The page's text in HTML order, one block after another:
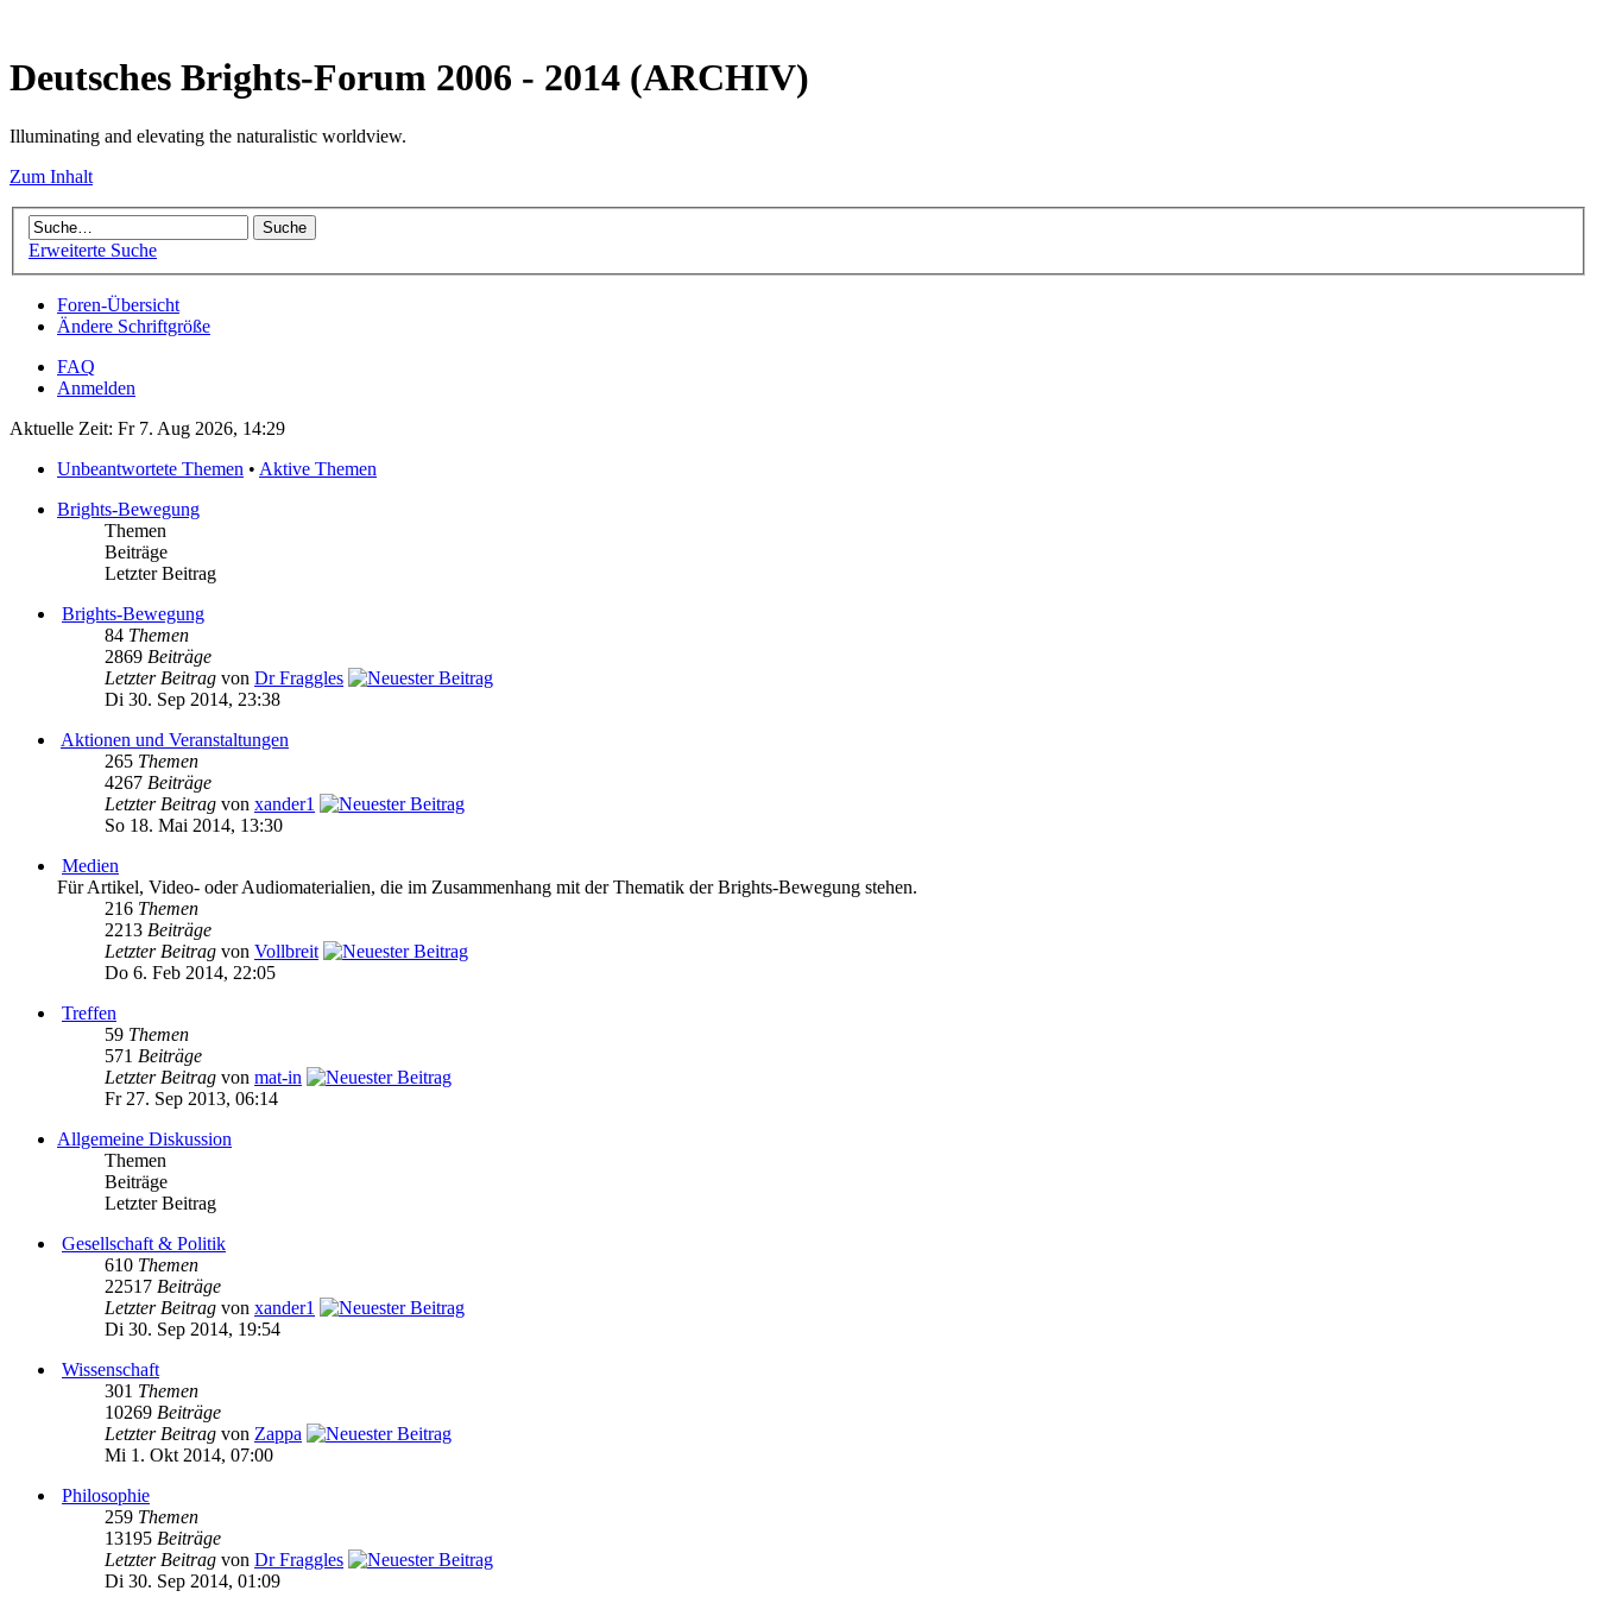
Deutsches Brights-Forum 2006 - 2014 (ARCHIV)
Illuminating and elevating the naturalistic worldview.
Zum Inhalt
Erweiterte Suche
Foren-Übersicht
Ändere Schriftgröße
FAQ
Anmelden
Aktuelle Zeit: Fr 7. Aug 2026, 14:29
Unbeantwortete Themen • Aktive Themen
Brights-Bewegung
Themen
Beiträge
Letzter Beitrag
Brights-Bewegung
84 Themen
2869 Beiträge
Letzter Beitrag von Dr Fraggles
Di 30. Sep 2014, 23:38
Aktionen und Veranstaltungen
265 Themen
4267 Beiträge
Letzter Beitrag von xander1
So 18. Mai 2014, 13:30
Medien
Für Artikel, Video- oder Audiomaterialien, die im Zusammenhang mit der Thematik der Brights-Bewegung stehen.
216 Themen
2213 Beiträge
Letzter Beitrag von Vollbreit
Do 6. Feb 2014, 22:05
Treffen
59 Themen
571 Beiträge
Letzter Beitrag von mat-in
Fr 27. Sep 2013, 06:14
Allgemeine Diskussion
Themen
Beiträge
Letzter Beitrag
Gesellschaft & Politik
610 Themen
22517 Beiträge
Letzter Beitrag von xander1
Di 30. Sep 2014, 19:54
Wissenschaft
301 Themen
10269 Beiträge
Letzter Beitrag von Zappa
Mi 1. Okt 2014, 07:00
Philosophie
259 Themen
13195 Beiträge
Letzter Beitrag von Dr Fraggles
Di 30. Sep 2014, 01:09